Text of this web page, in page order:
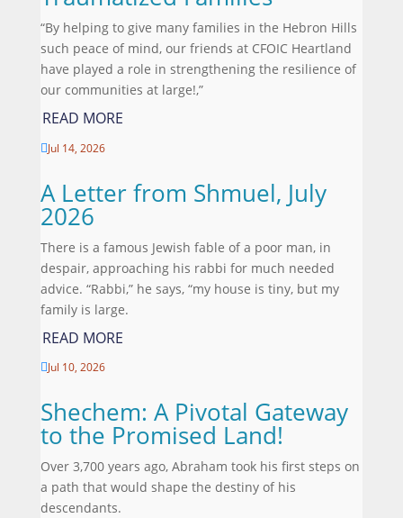
“By helping to give many families in the Hebron Hills
such peace of mind, our friends at CFOIC Heartland
have played a role in strengthening the resilience of
our communities at large!,”
READ MORE
Jul 14, 2026
A Letter from Shmuel, July
2026
There is a famous Jewish fable of a poor man, in
despair, approaching his rabbi for much needed
advice. “Rabbi,” he says, “my house is tiny, but my
family is large.
READ MORE
Jul 10, 2026
Shechem: A Pivotal Gateway
to the Promised Land!
Over 3,700 years ago, Abraham took his first steps on
a path that would shape the destiny of his
descendants.